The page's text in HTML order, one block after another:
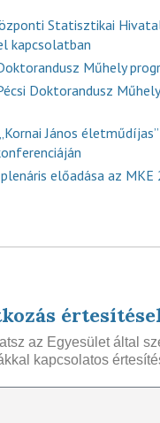
Statisztikai
kapcsolatban
Műhely
Doktorandusz
János
előadása az MKE
az Egyesület által
kapcsolatos